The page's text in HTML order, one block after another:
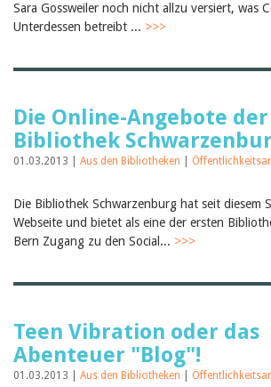
Sara Gossweiler noch nicht allzu versiert, was
Unterdessen betreibt ... >>>
Die Online-Angebote der
Bibliothek
01.03.2013 | Aus den Bibliotheken
Die Bibliothek Schwarzenburg hat seit diesem
Webseite und bietet als eine der ersten
Bern Zugang zu den Social... >>>
Teen Vibration oder das
Abenteuer "Blog"!
01.03.2013 | Aus den Bibliotheken